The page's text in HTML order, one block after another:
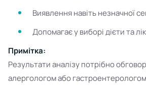
Виявлення навіть незначної
Допомагає у виборі дієти та
Примітка:
Результати аналізу потрібно
алергологом або